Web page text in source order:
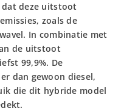
deze uitstoot
zoals de
In combinatie met
de uitstoot
99,9%. De
dan gewoon diesel,
die dit hybride model